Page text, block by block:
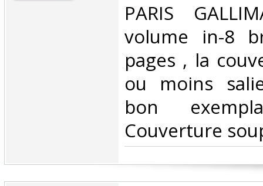
‎PARIS
volume in-8
pages , la
ou moins
bon
Couverture